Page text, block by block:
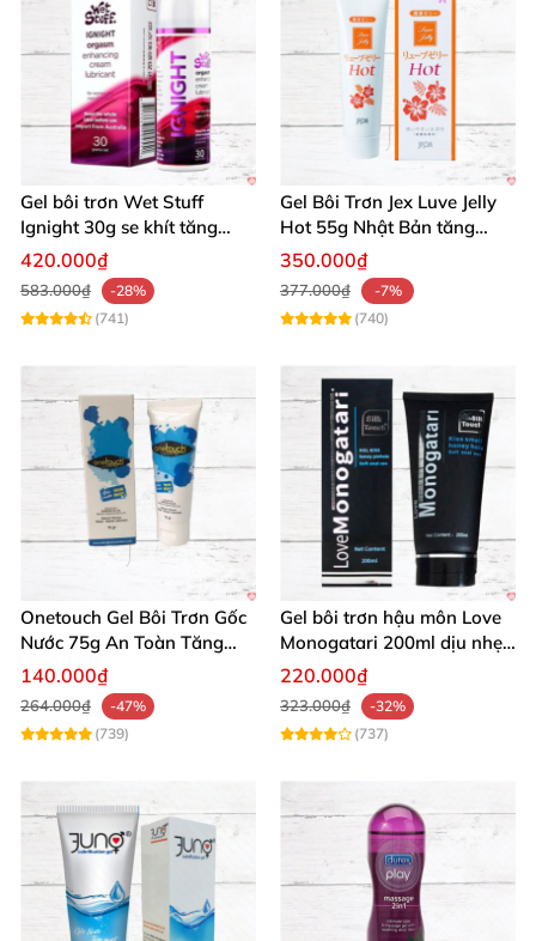
Mua ngay Nuei Thor Gel hôm nay để châm ngòi đam
mê và tận hưởng khoái lạc siêu việt!🛒 Đừng bỏ lỡ!
Gel bôi trơn Wet Stuff
Ignight 30g se khít tăng
khoái cảm nữ hiệu quả
420.000₫
583.000₫
-28%
(741)
Gel Bôi Trơn Jex Luve Jelly
Hot 55g Nhật Bản tăng
khoái cảm nữ dễ sử dụng
350.000₫
377.000₫
-7%
(740)
Onetouch Gel Bôi Trơn Gốc
Nước 75g An Toàn Tăng
Khoái Cảm
140.000₫
264.000₫
-47%
(739)
Gel bôi trơn hậu môn Love
Monogatari 200ml dịu nhẹ,
an toàn
220.000₫
323.000₫
-32%
(737)